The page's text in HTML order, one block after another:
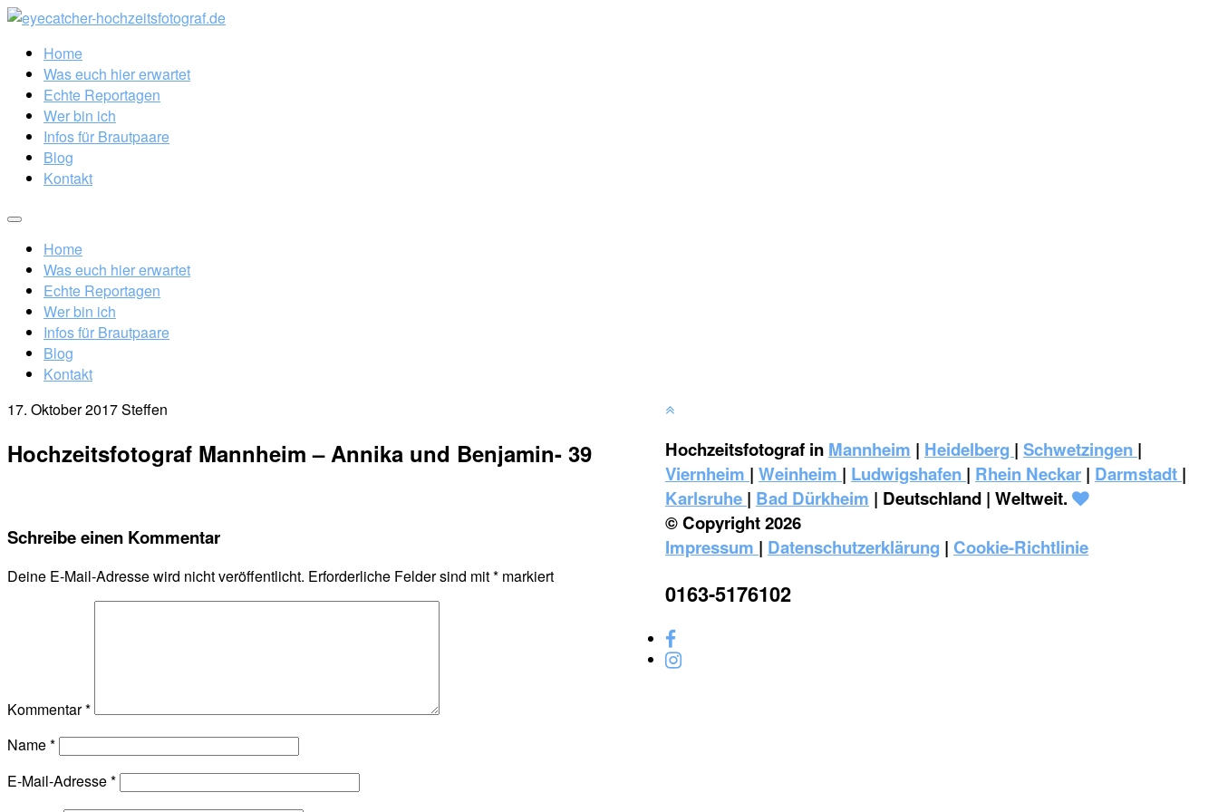
Home
Was euch hier erwartet
Echte Reportagen
Wer bin ich
Infos für Brautpaare
Blog
Kontakt
Home
Was euch hier erwartet
Echte Reportagen
Wer bin ich
Infos für Brautpaare
Blog
Kontakt
17. Oktober 2017Steffen
Hochzeitsfotograf Mannheim – Annika und Benjamin- 39
Schreibe einen Kommentar
Deine E-Mail-Adresse wird nicht veröffentlicht. Erforderliche Felder sind mit* markiert
Kommentar*
Name*
E-Mail-Adresse*
Hochzeitsfotograf in Mannheim | Heidelberg | Schwetzingen |
Viernheim | Weinheim | ‎Ludwigshafen | Rhein Neckar | Darmstadt |
Karlsruhe | Bad Dürkheim | Deutschland | Weltweit.
© Copyright 2026
Impressum | Datenschutzerklärung | Cookie-Richtlinie
0163-5176102